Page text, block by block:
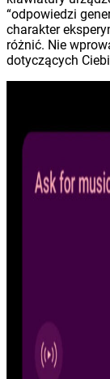
“odpowiedzi
charakter
różnić. Nie
dotyczących